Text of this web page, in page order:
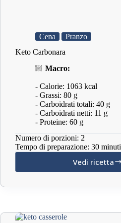
Cena
Pranzo
Keto Carbonara
Macro:
- Calorie: 1063 kcal
- Grassi: 80 g
- Carboidrati totali: 40 g
- Carboidrati netti: 11 g
- Proteine: 60 g
Numero di porzioni: 2
Tempo di preparazione: 30 minuti
Vedi ricetta
Keto